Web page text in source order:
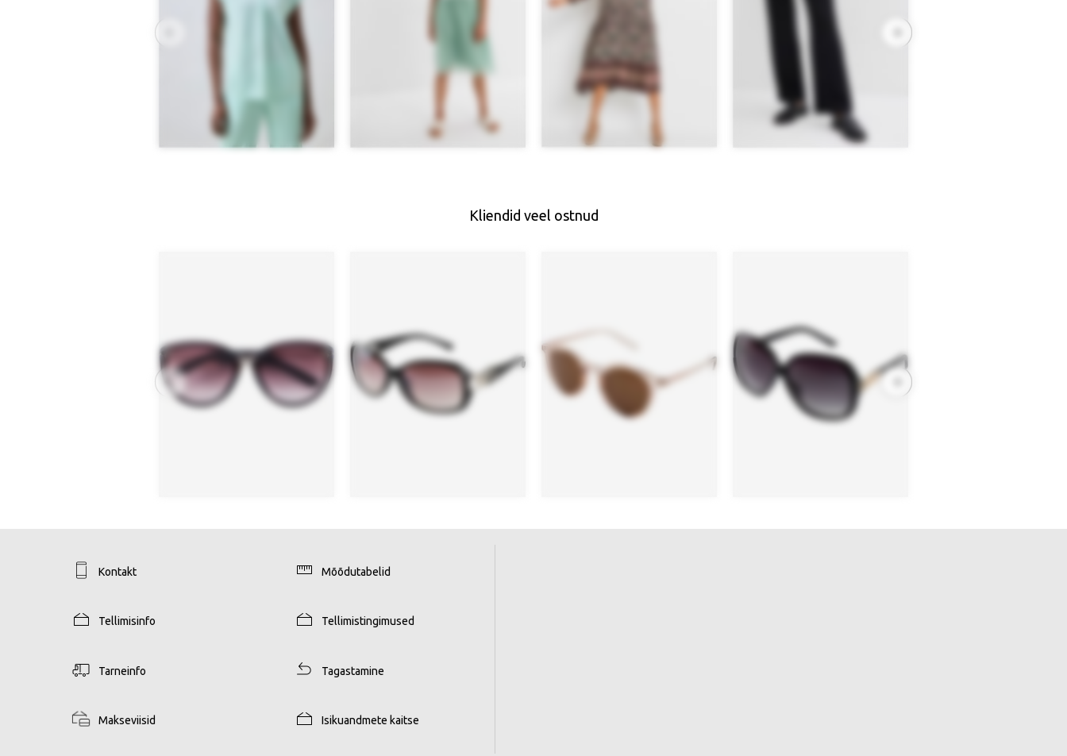
Kliendid veel ostnud
Kontakt Mõõdutabelid
Tellimisinfo Tellimistingimused
Tarneinfo Tagastamine
Makseviisid Isikuandmete kaitse